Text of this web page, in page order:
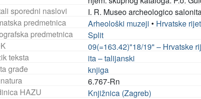
sporedni naslovi
I. R. Museo archeologico
predmetnica
Arheološki muzeji • Hrvatske
predmetnica
Split
09(=163.42)"18/19" – Hrvatske
teksta
ita – talijanski
građe
knjiga
6.767-Rn
HAZU
Knjižnica (Zagreb)